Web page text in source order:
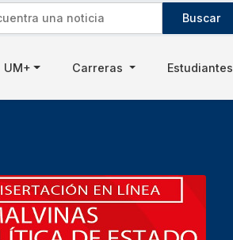
UM+ Carreras Estudiantes